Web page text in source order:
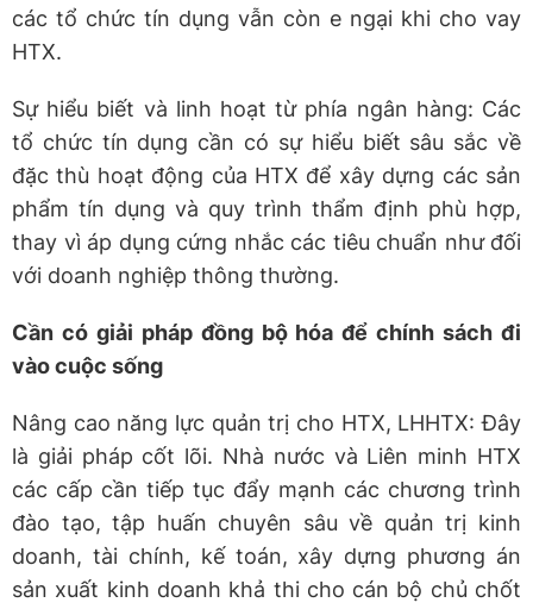
các tổ chức tín dụng vẫn còn e ngại khi cho vay
HTX.
Sự hiểu biết và linh hoạt từ phía ngân hàng: Các
tổ chức tín dụng cần có sự hiểu biết sâu sắc về
đặc thù hoạt động của HTX để xây dựng các sản
phẩm tín dụng và quy trình thẩm định phù hợp,
thay vì áp dụng cứng nhắc các tiêu chuẩn như đối
với doanh nghiệp thông thường.
Cần có giải pháp đồng bộ hóa để chính sách đi
vào cuộc sống
Nâng cao năng lực quản trị cho HTX, LHHTX: Đây
là giải pháp cốt lõi. Nhà nước và Liên minh HTX
các cấp cần tiếp tục đẩy mạnh các chương trình
đào tạo, tập huấn chuyên sâu về quản trị kinh
doanh, tài chính, kế toán, xây dựng phương án
sản xuất kinh doanh khả thi cho cán bộ chủ chốt